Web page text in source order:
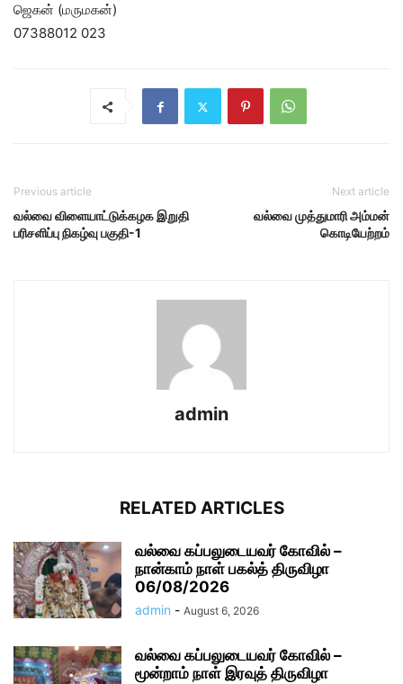
ஜெகன் (மருமகன்)
07388012 023
Previous article
வல்வை விளையாட்டுக்கழக இறுதி
பரிசளிப்பு நிகழ்வு பகுதி-1
Next article
வல்வை முத்துமாரி அம்மன்
கொடியேற்றம்
admin
RELATED ARTICLES
வல்வை கப்பலுடையவர் கோவில் –
நான்காம் நாள் பகல்த் திருவிழா
06/08/2026
admin - August 6, 2026
வல்வை கப்பலுடையவர் கோவில் –
மூன்றாம் நாள் இரவுத் திருவிழா